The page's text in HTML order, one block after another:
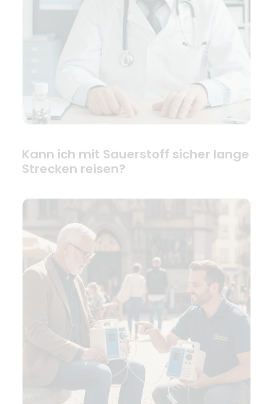
Kann ich mit Sauerstoff sicher lange
Strecken reisen?